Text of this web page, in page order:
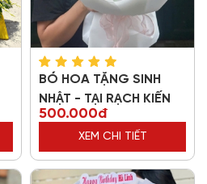
BÓ HOA TẶNG SINH
NHẬT - TẠI RẠCH KIẾN
500.000đ
XEM CHI TIẾT